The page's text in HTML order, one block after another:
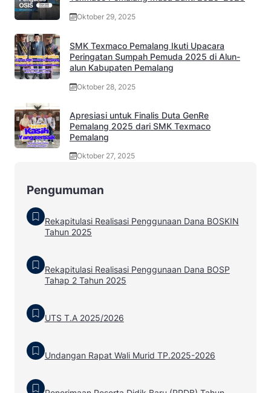
Oktober 29, 2025
SMK Texmaco Pemalang Ikuti Upacara
Peringatan Sumpah Pemuda 2025 di Alun-
alun Kabupaten Pemalang
Oktober 28, 2025
Apresiasi untuk Finalis Duta GenRe
Pemalang 2025 dari SMK Texmaco
Pemalang
Oktober 27, 2025
Pengumuman
Rekapitulasi Realisasi Penggunaan Dana BOSKIN
Tahun 2025
Rekapitulasi Realisasi Penggunaan Dana BOSP
Tahap 2 Tahun 2025
UTS T.A 2025/2026
Undangan Rapat Wali Murid TP.2025-2026